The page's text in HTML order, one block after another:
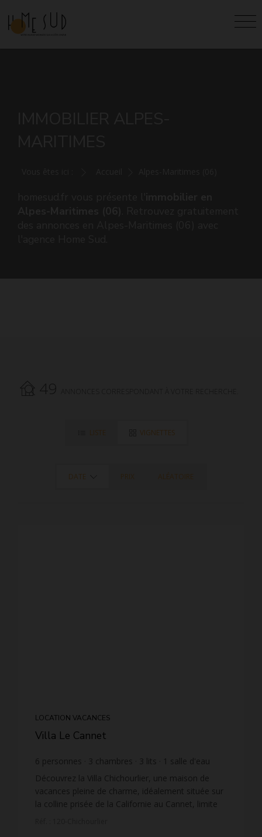
49
LISTE VIGNETTES
DATE PRIX ALÉATOIRE
LOCATION VACANCES
Villa Le Cannet
6 personnes 3 chambres 3 lits 1 salle d'eau
salles de bain wi-fi
Découvrez la Villa Chichourlier, une maison de
vacances pleine de charme, idéalement située sur
la colline prisée de la Californie au Cannet, limite